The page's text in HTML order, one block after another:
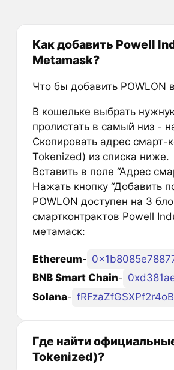
Как добавить Powell
Metamask?
Что бы добавить POWLON
В кошельке выбрать
пролистать в самый низ -
Скопировать адрес смарт-
Tokenized) из списка ниже.
Вставить в поле “Адрес
Нажать кнопку “Добавить
POWLON доступен на 3
смартконтрактов Powell
метамаск:
Ethereum-
BNB Smart Chain-
Solana-
Где найти
Tokenized)?